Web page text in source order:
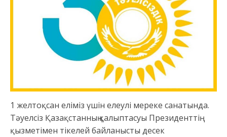
1 желтоқсан еліміз үшін елеулі мереке санатында.
Тәуелсіз Қазақстанның қалыптасуы Президенттің
қызметімен тікелей байланысты десек